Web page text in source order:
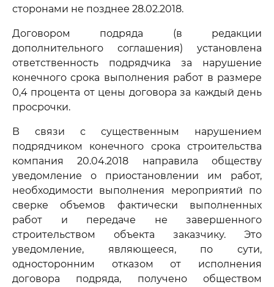
сторонами не позднее 28.02.2018.
Договором подряда (в редакции
дополнительного соглашения) установлена
ответственность подрядчика за нарушение
конечного срока выполнения работ в размере
0,4 процента от цены договора за каждый день
просрочки.
В связи с существенным нарушением
подрядчиком конечного срока строительства
компания 20.04.2018 направила обществу
уведомление о приостановлении им работ,
необходимости выполнения мероприятий по
сверке объемов фактически выполненных
работ и передаче не завершенного
строительством объекта заказчику. Это
уведомление, являющееся, по сути,
односторонним отказом от исполнения
договора подряда, получено обществом